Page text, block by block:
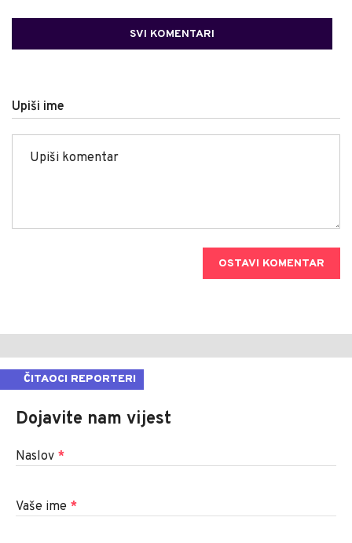
SVI KOMENTARI
Upiši ime
OSTAVI KOMENTAR
ČITAOCI REPORTERI
Dojavite nam vijest
Naslov *
Vaše ime *